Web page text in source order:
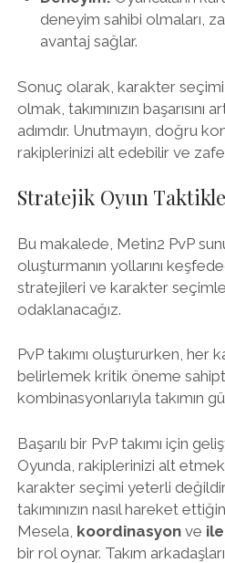
deneyim sahibi olmaları,
avantaj sağlar.
Sonuç olarak, karakter
olmak, takımınızın başarısını
adımdır. Unutmayın, doğru
rakiplerinizi alt edebilir ve
Stratejik Oyun
Bu makalede, Metin2 PvP
oluşturmanın yollarını
stratejileri ve karakter
odaklanacağız.
PvP takımı oluştururken, her
belirlemek kritik öneme
kombinasyonlarıyla takımın
Başarılı bir PvP takımı için
Oyunda, rakiplerinizi alt
karakter seçimi yeterli
takımınızın nasıl hareket
Mesela, koordinasyonve
bir rol oynar. Takım